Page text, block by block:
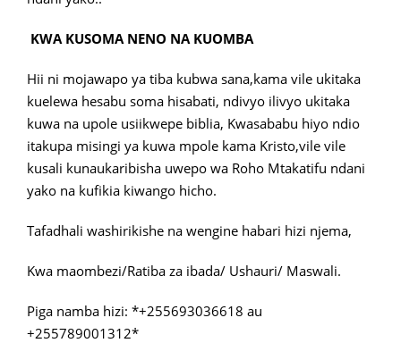
KWA KUSOMA NENO NA KUOMBA
Hii ni mojawapo ya tiba kubwa sana,kama vile ukitaka
kuelewa hesabu soma hisabati, ndivyo ilivyo ukitaka
kuwa na upole usiikwepe biblia, Kwasababu hiyo ndio
itakupa misingi ya kuwa mpole kama Kristo,vile vile
kusali kunaukaribisha uwepo wa Roho Mtakatifu ndani
yako na kufikia kiwango hicho.
Tafadhali washirikishe na wengine habari hizi njema,
Kwa maombezi/Ratiba za ibada/ Ushauri/ Maswali.
Piga namba hizi: *+255693036618 au
+255789001312*